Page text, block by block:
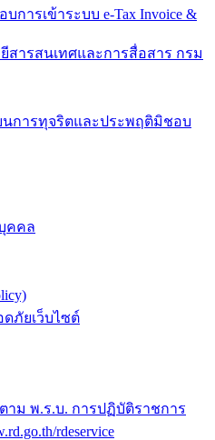
การเข้าระบบ e-Tax Invoice &
สารสนเทศและการสื่อสาร กรม
นการทุจริตและประพฤติมิชอบ
คคล
ภัยเว็บไซต์
าม พ.ร.บ. การปฏิบัติราชการ
rdeservice